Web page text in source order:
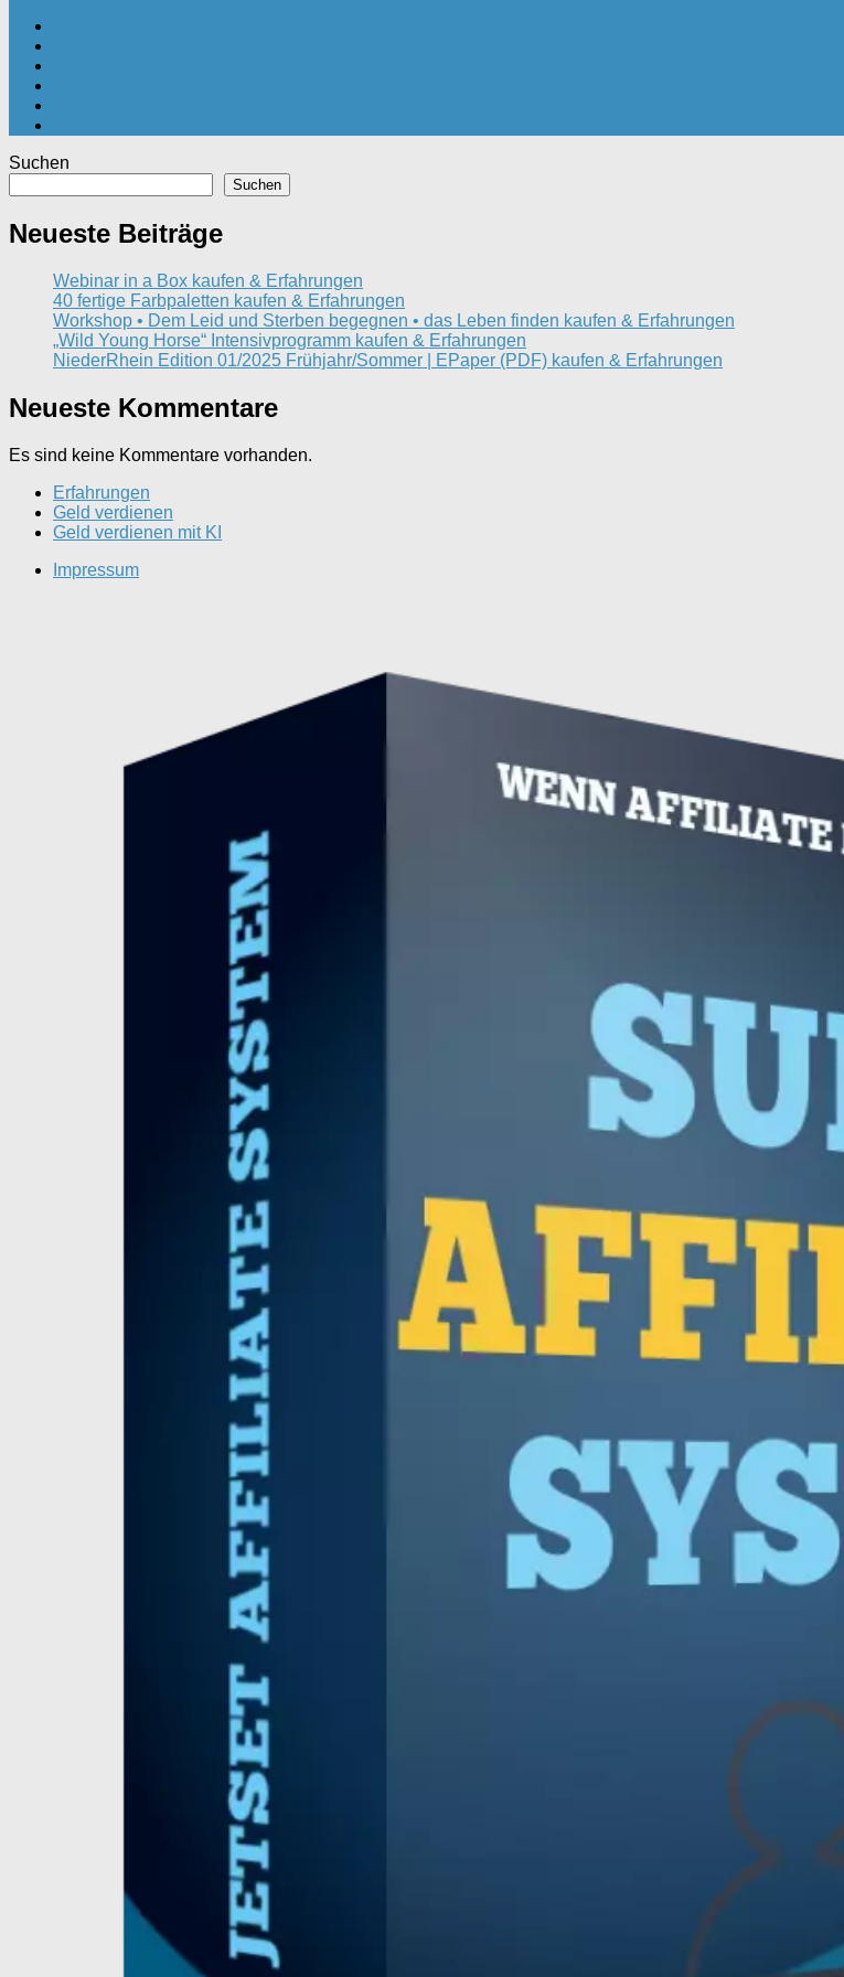
Suchen
Suchen
Neueste Beiträge
Webinar in a Box kaufen & Erfahrungen
40 fertige Farbpaletten kaufen & Erfahrungen
Workshop • Dem Leid und Sterben begegnen • das Leben finden kaufen & Erfahrungen
„Wild Young Horse“ Intensivprogramm kaufen & Erfahrungen
NiederRhein Edition 01/2025 Frühjahr/Sommer | EPaper (PDF) kaufen & Erfahrungen
Neueste Kommentare
Es sind keine Kommentare vorhanden.
Erfahrungen
Geld verdienen
Geld verdienen mit KI
Impressum